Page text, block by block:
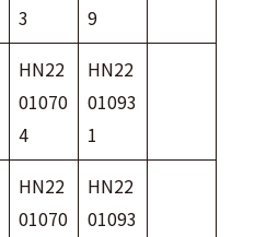
3
9
HN22
01070
4
HN22
01093
1
HN22
01070
HN22
01093